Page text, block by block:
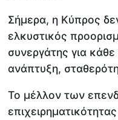
Σήμερα, η Κύπρος
ελκυστικός
συνεργάτης για
ανάπτυξη,
Το μέλλον των